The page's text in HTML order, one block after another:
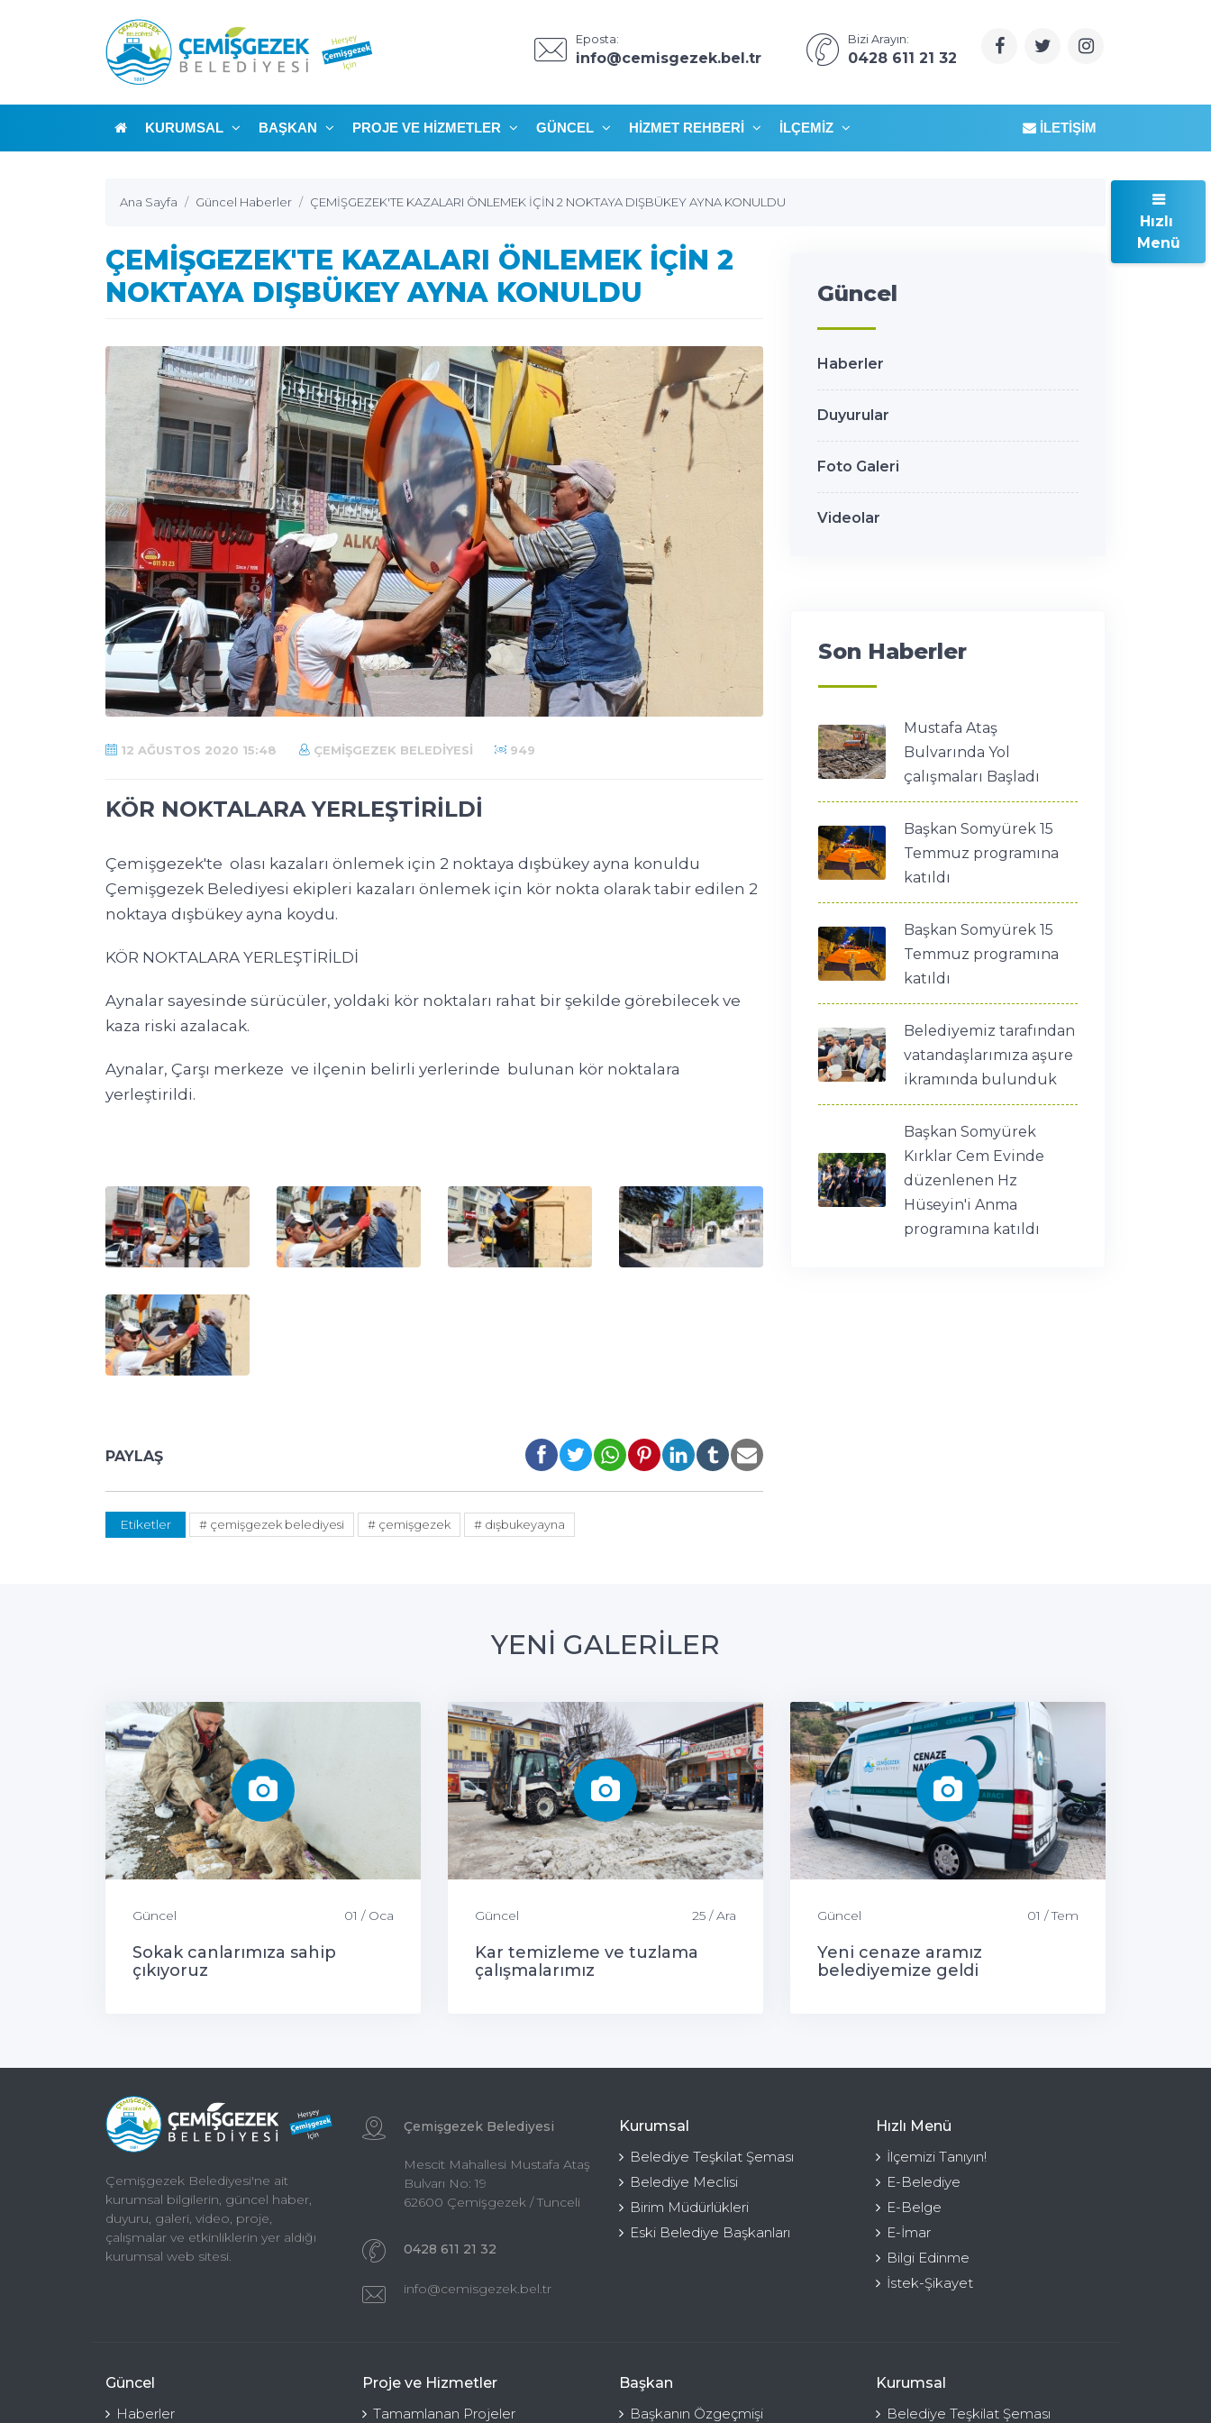
Eposta:
info@cemisgezek.bel.tr
Bizi Arayın:
0428 611 21 32
KURUMSAL BAŞKAN PROJE VE HIZMETLER GÜNCEL HIZMET REHBERI İLÇEMIZ İLETIŞIM
Ana Sayfa Güncel Haberler ÇEMİŞGEZEK'TE KAZALARI ÖNLEMEK İÇİN 2 NOKTAYA DIŞBÜKEY AYNA KONULDU
ÇEMİŞGEZEK'TE KAZALARI ÖNLEMEK İÇİN 2
NOKTAYA DIŞBÜKEY AYNA KONULDU
12 AĞUSTOS 2020 15:48 ÇEMIŞGEZEK BELEDIYESI 949
KÖR NOKTALARA YERLEŞTİRİLDİ
Çemişgezek'te olası kazaları önlemek için 2 noktaya dışbükey ayna konuldu
Çemişgezek Belediyesi ekipleri kazaları önlemek için kör nokta olarak tabir edilen 2
noktaya dışbükey ayna koydu.
KÖR NOKTALARA YERLEŞTİRİLDİ
Aynalar sayesinde sürücüler, yoldaki kör noktaları rahat bir şekilde görebilecek ve
kaza riski azalacak.
Aynalar, Çarşı merkeze ve ilçenin belirli yerlerinde bulunan kör noktalara
yerleştirildi.
PAYLAŞ
Etiketler # çemişgezek belediyesi # çemişgezek # dışbukeyayna
Güncel
Haberler
Duyurular
Foto Galeri
Videolar
Son Haberler
Mustafa Ataş
Bulvarında Yol
çalışmaları Başladı
Başkan Somyürek 15
Temmuz programına
katıldı
Başkan Somyürek 15
Temmuz programına
katıldı
Belediyemiz tarafından
vatandaşlarımıza aşure
ikramında bulunduk
Başkan Somyürek
Kırklar Cem Evinde
düzenlenen Hz
Hüseyin'i Anma
programına katıldı
YENİ GALERİLER
Güncel 01 / Oca
Sokak canlarımıza sahip
çıkıyoruz
Güncel 25 / Ara
Kar temizleme ve tuzlama
çalışmalarımız
Güncel 01 / Tem
Yeni cenaze aramız
belediyemize geldi
Çemişgezek Belediyesi'ne ait
kurumsal bilgilerin, güncel haber,
duyuru, galeri, video, proje,
çalışmalar ve etkinliklerin yer aldığı
kurumsal web sitesi.
Çemişgezek Belediyesi
Mescit Mahallesi Mustafa Ataş
Bulvarı No: 19
62600 Çemişgezek / Tunceli
0428 611 21 32
info@cemisgezek.bel.tr
Kurumsal
Belediye Teşkilat Şeması
Belediye Meclisi
Birim Müdürlükleri
Eski Belediye Başkanları
Hızlı Menü
İlçemizi Tanıyın!
E-Belediye
E-Belge
E-İmar
Bilgi Edinme
İstek-Şikayet
Güncel
Haberler
Proje ve Hizmetler
Tamamlanan Projeler
Başkan
Başkanın Özgeçmişi
Kurumsal
Belediye Teşkilat Şeması
Hızlı
Menü